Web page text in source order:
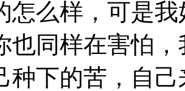
怎么样，可是
也同样在害怕
种下的苦，自